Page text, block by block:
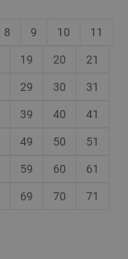
8 9 10 11
19 20 21
29 30 31
39 40 41
49 50 51
59 60 61
69 70 71